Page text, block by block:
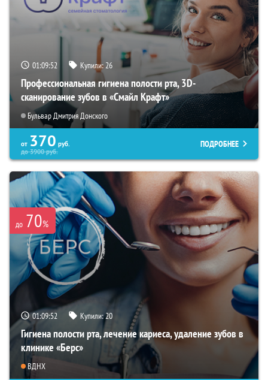
01:09:51 Купили:26
Профессиональная гигиена полости рта, 3D-
сканирование зубов в «Смайл Крафт»
Бульвар Дмитрия Донского
от 370 руб.
до3900руб.
ПОДРОБНЕЕ
до 70%
01:09:51 Купили:20
Гигиена полости рта, лечение кариеса, удаление зубов в
клинике «Берс»
ВДНХ